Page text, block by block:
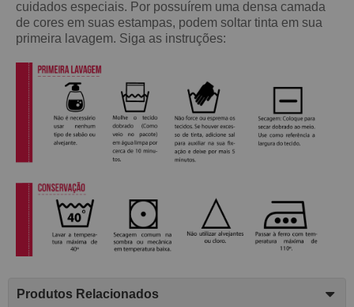
cuidados especiais. Por possuírem uma densa camada
de cores em suas estampas, podem soltar tinta em sua
primeira lavagem. Siga as instruções:
Produtos Relacionados